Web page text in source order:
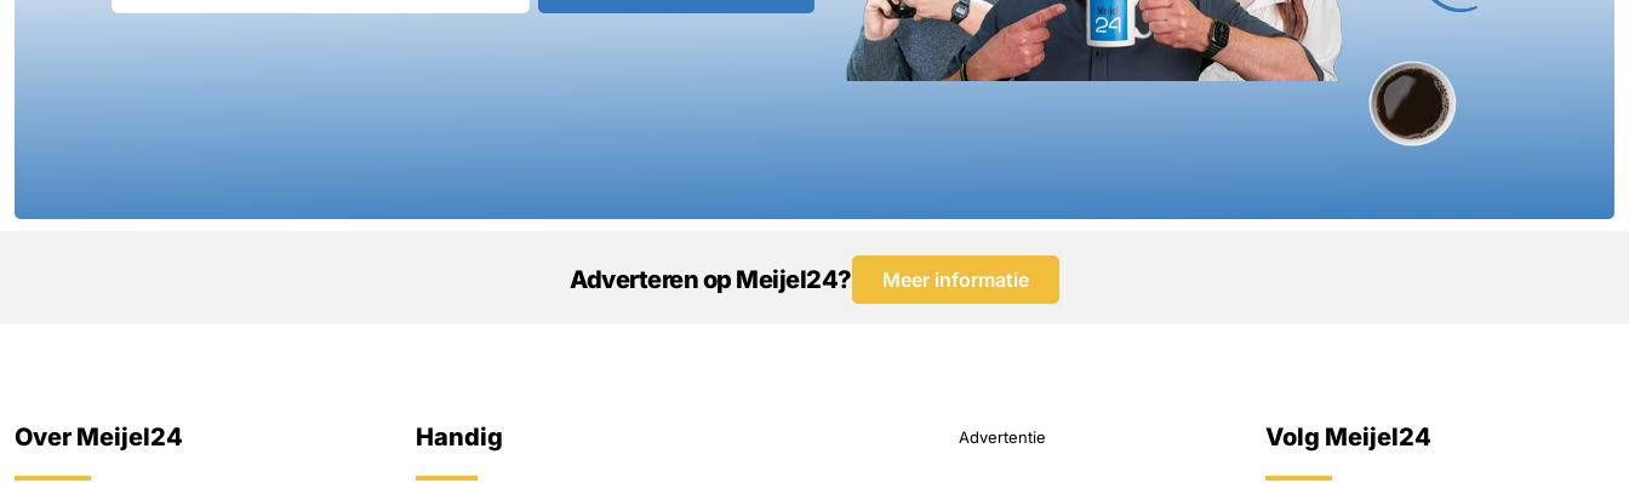
Adverteren op Meijel24? Meer informatie
Over Meijel24 Handig Advertentie Volg Meijel24